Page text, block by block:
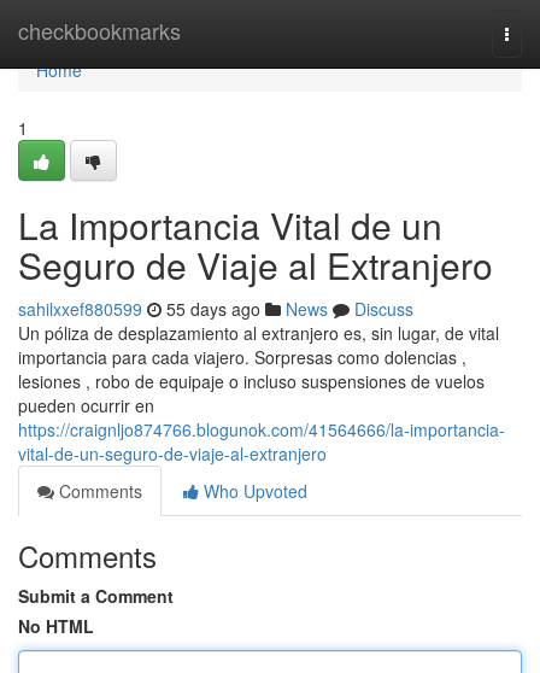
checkbookmarks
Home
Home
1
La Importancia Vital de un
Seguro de Viaje al Extranjero
sahilxxef880599 55 days ago News
Discuss
Un póliza de desplazamiento al extranjero es, sin lugar, de vital
importancia para cada viajero. Sorpresas como dolencias ,
lesiones , robo de equipaje o incluso suspensiones de vuelos
pueden ocurrir en
https://craignljo874766.blogunok.com/41564666/la-importancia-
vital-de-un-seguro-de-viaje-al-extranjero
Comments
Who Upvoted
Comments
Submit a Comment
No HTML